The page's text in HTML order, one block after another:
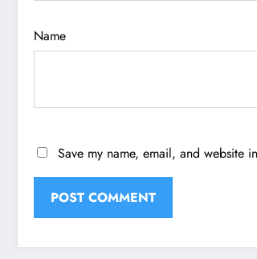
Name
Save my name, email, and website